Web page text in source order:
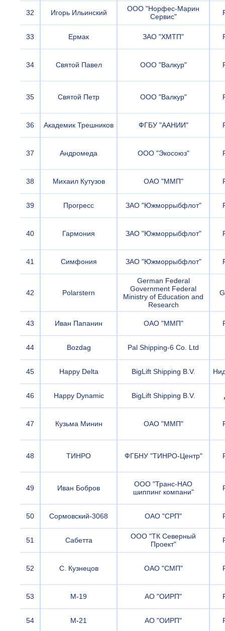
32 Игорь Ильинский
ООО "Норфес-Марин
Сервис"
33 Ермак ЗАО "ХМТП"
34 Святой Павел ООО "Валкур"
35 Святой Петр ООО "Валкур"
36 Академик Трешников ФГБУ "ААНИИ"
37 Андромеда ООО "Экосоюз"
38 Михаил Кутузов ОАО "ММП"
39 Прогресс ЗАО "Южморрыбфлот"
40 Гармония ЗАО "Южморрыбфлот"
41 Симфония ЗАО "Южморрыбфлот"
42 Polarstern
German Federal
Government Federal
Ministry of Education and
Research
43 Иван Папанин ОАО "ММП"
44 Bozdag Pal Shipping-6 Co. Ltd
45 Happy Delta BigLift Shipping B.V.
46 Happy Dynamic BigLift Shipping B.V.
47 Кузьма Минин ОАО "ММП"
48 ТИНРО ФГБНУ "ТИНРО-Центр"
49 Иван Бобров
ООО "Транс-НАО
шиппинг компани"
50 Сормовский-3068 ОАО "СРП"
51 Сабетта
ООО "ТК Северный
Проект"
52 С. Кузнецов ОАО "СМП"
53 М-19 АО "ОИРП"
54 М-21 АО "ОИРП"